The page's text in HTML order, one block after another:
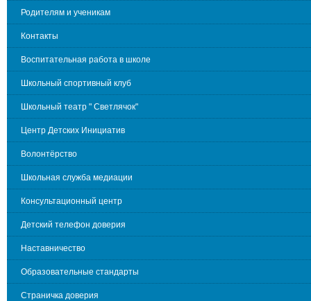
Родителям и ученикам
Контакты
Воспитательная работа в школе
Школьный спортивный клуб
Школьный театр " Светлячок"
Центр Детских Инициатив
Волонтёрство
Школьная служба медиации
Консультационный центр
Детский телефон доверия
Наставничество
Образовательные стандарты
Страничка доверия